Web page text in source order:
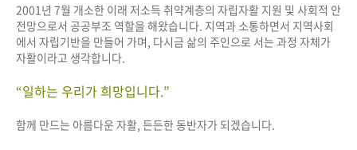
2001년 7월 개소한 이래 저소득 취약계층의 자립자활 지원 및 사회적 안
전망으로서 공공부조 역할을 해왔습니다. 지역과 소통하면서 지역사회
에서 자립기반을 만들어 가며, 다시금 삶의 주인으로 서는 과정 자체가
자활이라고 생각합니다.
“일하는 우리가 희망입니다.”
함께 만드는 아름다운 자활, 든든한 동반자가 되겠습니다.